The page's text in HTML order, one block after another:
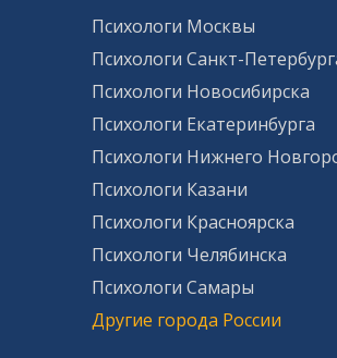
Психологи Москвы
Психологи Санкт-
Психологи Новосибирска
Психологи Екатеринбурга
Психологи Нижнего
Психологи Казани
Психологи Красноярска
Психологи Челябинска
Психологи Самары
Другие города России